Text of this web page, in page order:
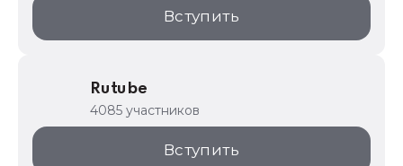
Вступить
Rutube
4085 участников
Вступить